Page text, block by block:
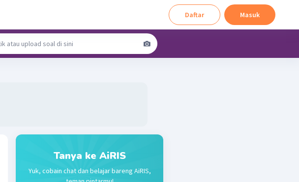
Daftar Masuk
Tanya ke AiRIS
Yuk, cobain chat dan belajar bareng AiRIS,